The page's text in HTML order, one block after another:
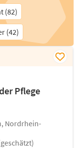
(82)
(42)
Pflege
Nordrhein-